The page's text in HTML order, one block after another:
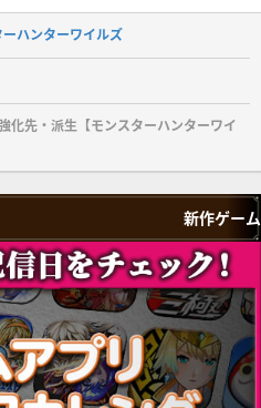
ハンターワイルズ
化先・派生【モンスターハンターワイ
新作ゲーム